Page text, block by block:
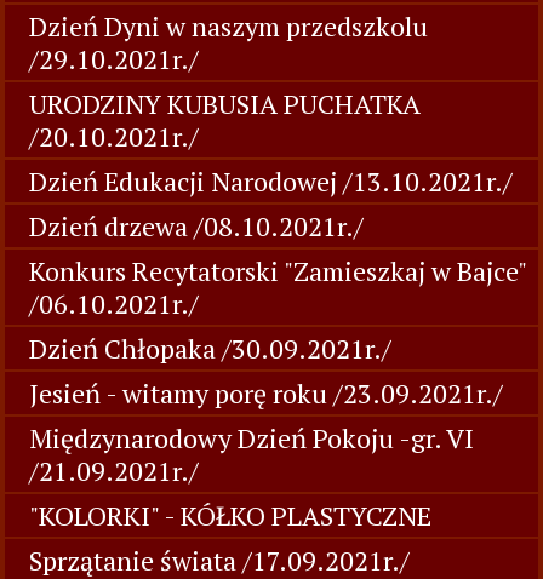
Dzień Dyni w naszym przedszkolu
/29.10.2021r./
URODZINY KUBUSIA PUCHATKA
/20.10.2021r./
Dzień Edukacji Narodowej /13.10.2021r./
Dzień drzewa /08.10.2021r./
Konkurs Recytatorski "Zamieszkaj w Bajce"
/06.10.2021r./
Dzień Chłopaka /30.09.2021r./
Jesień - witamy porę roku /23.09.2021r./
Międzynarodowy Dzień Pokoju -gr. VI
/21.09.2021r./
"KOLORKI" - KÓŁKO PLASTYCZNE
Sprzątanie świata /17.09.2021r./